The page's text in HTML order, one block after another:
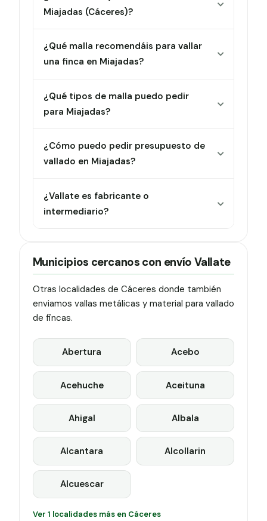
Miajadas (Cáceres)?
¿Qué malla recomendáis para vallar
una finca en Miajadas?
¿Qué tipos de malla puedo pedir
para Miajadas?
¿Cómo puedo pedir presupuesto de
vallado en Miajadas?
¿Vallate es fabricante o
intermediario?
Municipios cercanos con envío Vallate
Otras localidades de Cáceres donde también
enviamos vallas metálicas y material para vallado
de fincas.
Abertura Acebo
Acehuche Aceituna
Ahigal Albala
Alcantara Alcollarin
Alcuescar
Ver 1 localidades más en Cáceres